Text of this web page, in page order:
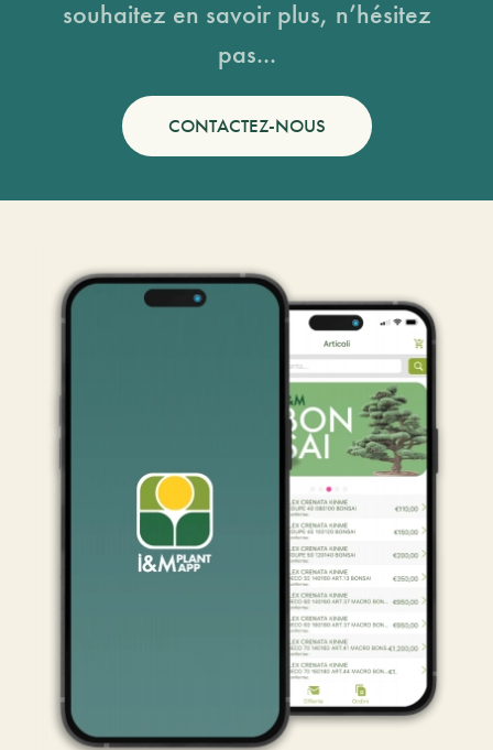
souhaitez en savoir plus, n’hésitez
pas...
CONTACTEZ-NOUS